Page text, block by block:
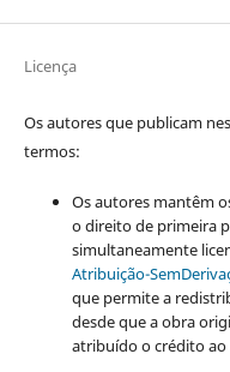
Licença
Os autores que publicam
termos:
Os autores mantêm
o direito de primeira
simultaneamente
Atribuição-
que permite a
desde que a obra
atribuído o crédito